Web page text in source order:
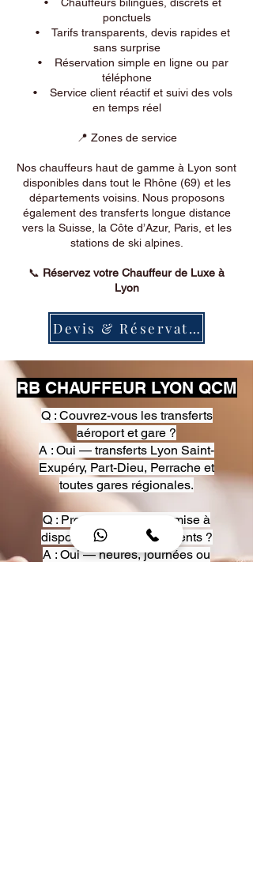
ponctuels
• Tarifs transparents, devis rapides et
sans surprise
• Réservation simple en ligne ou par
téléphone
• Service client réactif et suivi des vols
en temps réel
📍 Zones de service
Nos chauffeurs haut de gamme à Lyon sont
disponibles dans tout le Rhône (69) et les
départements voisins. Nous proposons
également des transferts longue distance
vers la Suisse, la Côte d’Azur, Paris, et les
stations de ski alpines.
📞 Réservez votre Chauffeur de Luxe à
Lyon
Devis & Réservation
RB CHAUFFEUR LYON QCM
Q : Couvrez-vous les transferts
aéroport et gare ?
A : Oui — transferts Lyon Saint-
Exupéry, Part-Dieu, Perrache et
toutes gares régionales.
Q : Proposez-vous une mise à
disposition pour événements ?
A : Oui — heures, journées ou